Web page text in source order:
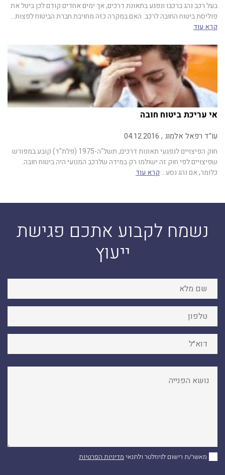
בעל רכב נהג ברכבו ונפגע בתאונת דרכים, אך ימים אחדים קודם לכן ביטל את
פוליסת ביטוח החובה לרכב. האם במקרה כזה מחויבת חברת הביטוח לפצות…
קרא עוד
אי עריכת ביטוח חובה
עו"ד רפאל אלמוג , 04.12.2016
חוק הפיצויים לנפגעי תאונות דרכים, תשל"ה-1975 (פלת"ד) קובע במפורש
שפיצויים לפי חוק זה ישולמו רק במידה שלרכב המנועי היה ביטוח חובה.
כלומר, אם נהג נסע…קרא עוד
נשמח לקבוע אתכם פגישת
ייעוץ
מאשר/ת רישום לניוזלטר ולתנאי מדיניות הפרטיות